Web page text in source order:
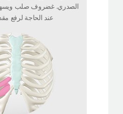
الصدري. غضروف صلب
عند الحاجة لرفع